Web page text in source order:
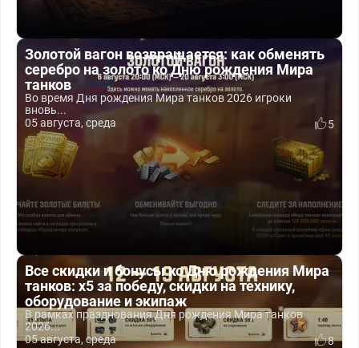
Золотой вагон возвращается: как обменять
серебро на золото ко Дню рождения Мира
танков
Во время Дня рождения Мира танков 2026 игроки
вновь...
05 августа, среда
5
Все скидки и бонусы ко Дню рождения Мира
танков: x5 за победу, скидки на технику,
оборудование и экипаж
В рамках празднования Дня рождения Мира танков
2026...
05 августа, среда
8